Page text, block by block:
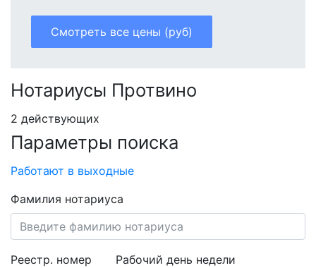
Смотреть все цены (руб)
Нотариусы Протвино
2 действующих
Параметры поиска
Работают в выходные
Фамилия нотариуса
Реестр. номер Рабочий день недели